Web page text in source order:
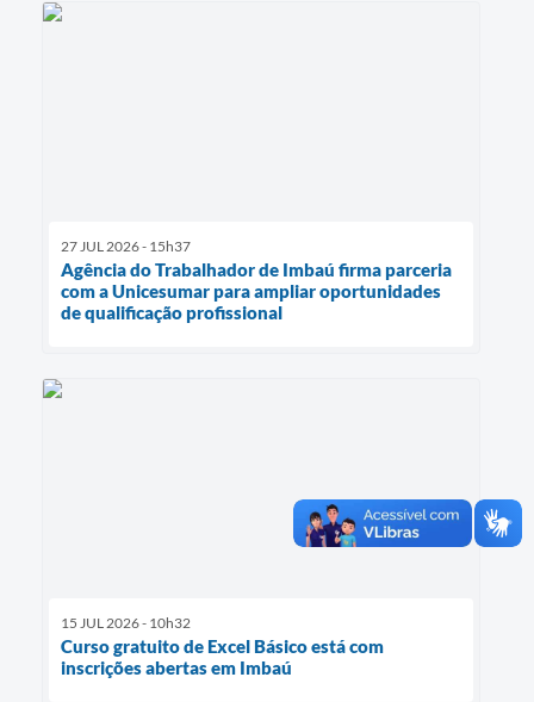
27 JUL 2026 - 15h37
Agência do Trabalhador de Imbaú firma parceria
com a Unicesumar para ampliar oportunidades
de qualificação profissional
15 JUL 2026 - 10h32
Curso gratuito de Excel Básico está com
inscrições abertas em Imbaú